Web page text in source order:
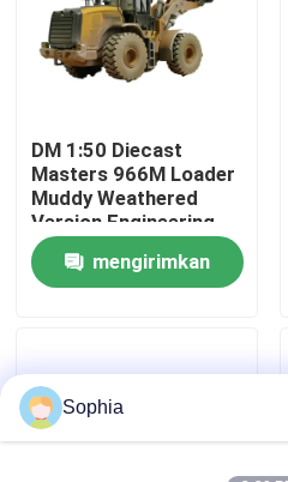
Tentang Kami
Tur Pabrik
Kontrol Kualitas
Hubungi Kami
Kasus-kasus
DM 1:50 Diecast
Masters 966M Loader
Muddy Weathered
Version Engineering
Vehicle Model 85703
mengirimkan
Sophia